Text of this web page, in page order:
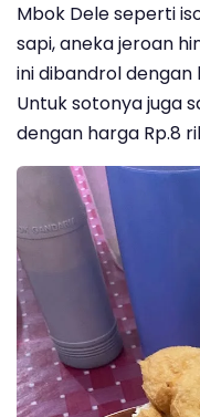
Mbok Dele seperti
sapi, aneka jeroan
ini dibandrol dengan
Untuk sotonya juga
dengan harga Rp.8